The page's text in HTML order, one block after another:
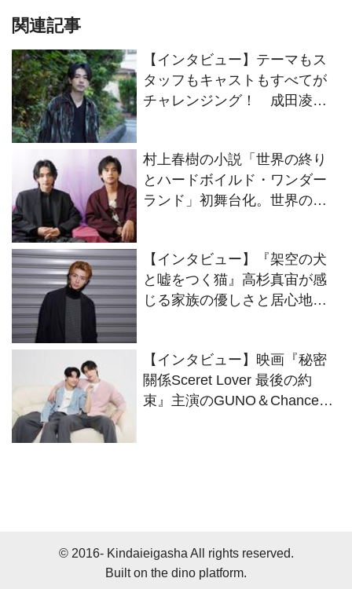
関連記事
【インタビュー】テーマもス
タッフもキャストもすべてが
チャレンジング！ 成田凌が
村上春樹の小説「世界の終り
とハードボイルド・ワンダー
ランド」初舞台化。世界の終
のWキャストにインタビュー
【インタビュー】『架空の犬
と嘘をつく猫』高杉真宙が感
じる家族の優しさと居心地の
【インタビュー】映画『秘密
關係Sceret Lover 最後の約
束』主演のGUNO＆Chanceが
© 2016- Kindaieigasha All rights reserved.
Built on the dino platform.